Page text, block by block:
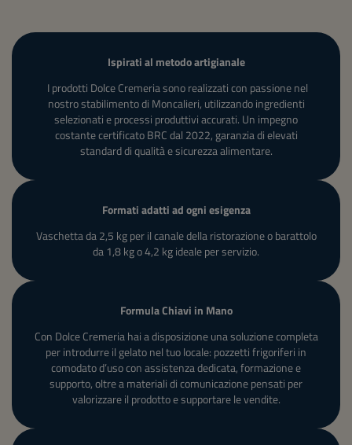
Ispirati al metodoartigianale
I prodotti Dolce Cremeria sono realizzati con passione nel
nostro stabilimento di Moncalieri, utilizzando ingredienti
selezionati e processi produttivi accurati. Un impegno
costante certificato BRC dal 2022, garanzia di elevati
standard di qualità e sicurezza alimentare.
Formati adatti ad ogni esigenza
Vaschetta da 2,5 kg per il canale della ristorazione o barattolo
da 1,8 kg o 4,2 kg ideale per servizio.
Formula Chiavi in Mano
Con Dolce Cremeria hai a disposizione una soluzione completa
per introdurre il gelato nel tuo locale: pozzetti frigoriferi in
comodato d’uso con assistenza dedicata, formazione e
supporto, oltre a materiali di comunicazione pensati per
valorizzare il prodotto e supportare le vendite.